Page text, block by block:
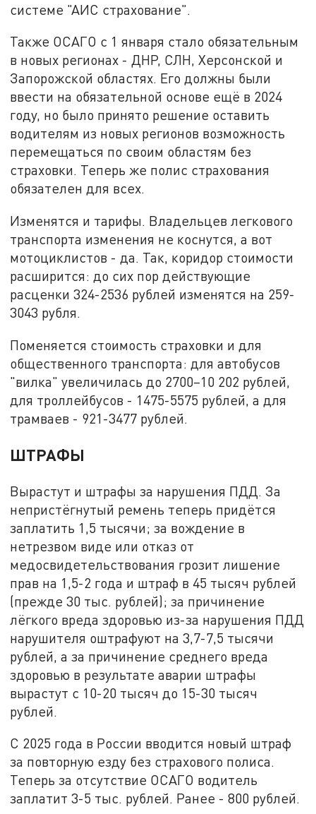
системе "АИС страхование".
Также ОСАГО с 1 января стало обязательным
в новых регионах - ДНР, СЛН, Херсонской и
Запорожской областях. Его должны были
ввести на обязательной основе ещё в 2024
году, но было принято решение оставить
водителям из новых регионов возможность
перемещаться по своим областям без
страховки. Теперь же полис страхования
обязателен для всех.
Изменятся и тарифы. Владельцев легкового
транспорта изменения не коснутся, а вот
мотоциклистов - да. Так, коридор стоимости
расширится: до сих пор действующие
расценки 324-2536 рублей изменятся на 259-
3043 рубля.
Поменяется стоимость страховки и для
общественного транспорта: для автобусов
"вилка" увеличилась до 2700–10 202 рублей,
для троллейбусов - 1475-5575 рублей, а для
трамваев - 921-3477 рублей.
ШТРАФЫ
Вырастут и штрафы за нарушения ПДД. За
непристёгнутый ремень теперь придётся
заплатить 1,5 тысячи; за вождение в
нетрезвом виде или отказ от
медосвидетельствования грозит лишение
прав на 1,5-2 года и штраф в 45 тысяч рублей
(прежде 30 тыс. рублей); за причинение
лёгкого вреда здоровью из-за нарушения ПДД
нарушителя оштрафуют на 3,7-7,5 тысячи
рублей, а за причинение среднего вреда
здоровью в результате аварии штрафы
вырастут с 10-20 тысяч до 15-30 тысяч
рублей.
С 2025 года в России вводится новый штраф
за повторную езду без страхового полиса.
Теперь за отсутствие ОСАГО водитель
заплатит 3-5 тыс. рублей. Ранее - 800 рублей.